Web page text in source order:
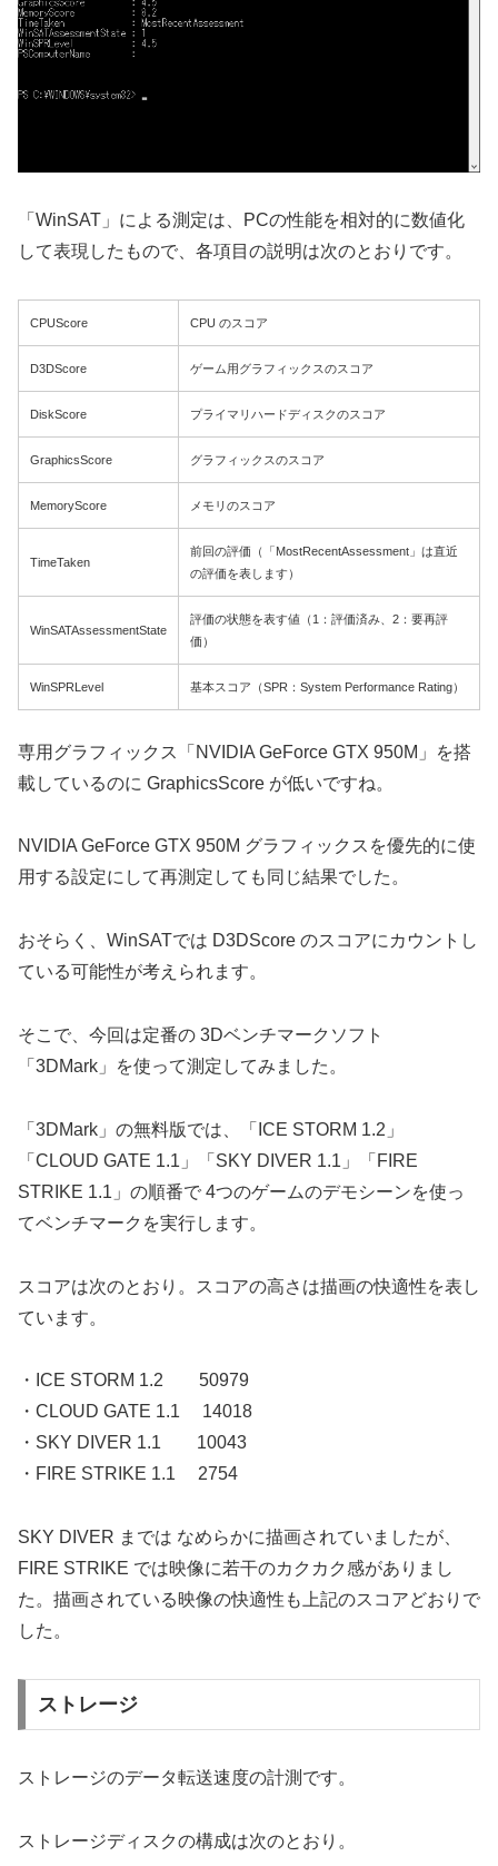
「WinSAT」による測定は、PCの性能を相対的に数値化
して表現したもので、各項目の説明は次のとおりです。
CPUScore CPU のスコア
D3DScore ゲーム用グラフィックスのスコア
DiskScore プライマリハードディスクのスコア
GraphicsScore グラフィックスのスコア
MemoryScore メモリのスコア
TimeTaken
前回の評価（「MostRecentAssessment」は直近
の評価を表します）
WinSATAssessmentState
評価の状態を表す値（1：評価済み、2：要再評
価）
WinSPRLevel 基本スコア（SPR：System Performance Rating）
専用グラフィックス「NVIDIA GeForce GTX 950M」を搭
載しているのに GraphicsScore が低いですね。
NVIDIA GeForce GTX 950M グラフィックスを優先的に使
用する設定にして再測定しても同じ結果でした。
おそらく、WinSATでは D3DScore のスコアにカウントし
ている可能性が考えられます。
そこで、今回は定番の 3Dベンチマークソフト
「3DMark」を使って測定してみました。
「3DMark」の無料版では、「ICE STORM 1.2」
「CLOUD GATE 1.1」「SKY DIVER 1.1」「FIRE
STRIKE 1.1」の順番で 4つのゲームのデモシーンを使っ
てベンチマークを実行します。
スコアは次のとおり。スコアの高さは描画の快適性を表し
ています。
・ICE STORM 1.2 50979
・CLOUD GATE 1.1 14018
・SKY DIVER 1.1 10043
・FIRE STRIKE 1.1 2754
SKY DIVER までは なめらかに描画されていましたが、
FIRE STRIKE では映像に若干のカクカク感がありまし
た。描画されている映像の快適性も上記のスコアどおりで
した。
ストレージ
ストレージのデータ転送速度の計測です。
ストレージディスクの構成は次のとおり。